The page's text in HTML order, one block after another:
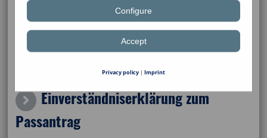
Passantrag SBFV
Downloaden. Ausfüllen. Abgeben.
Einverständniserklärung zum
Passantrag
Configure
Accept
Privacy policy |Imprint